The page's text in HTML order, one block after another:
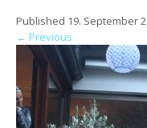
Published 19. September
← Previous